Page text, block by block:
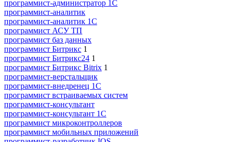
программист-администратор 1С
программист-аналитик
программист-аналитик 1С
программист АСУ ТП
программист баз данных
программист Битрикс 1
программист Битрикс24 1
программист Битрикс Bitrix 1
программист-верстальщик
программист-внедренец 1С
программист встраиваемых систем
программист-консультант
программист-консультант 1C
программист микроконтроллеров
программист мобильных приложений